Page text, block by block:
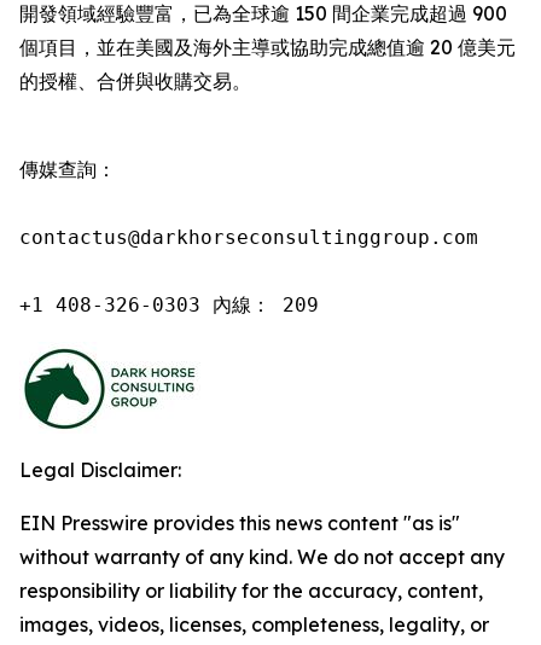
開發領域經驗豐富，已為全球逾 150 間企業完成超過 900
個項目，並在美國及海外主導或協助完成總值逾 20 億美元
的授權、合併與收購交易。
傳媒查詢：
contactus@darkhorseconsultinggroup.com
+1 408-326-0303 內線： 209
Legal Disclaimer:
EIN Presswire provides this news content "as is"
without warranty of any kind. We do not accept any
responsibility or liability for the accuracy, content,
images, videos, licenses, completeness, legality, or